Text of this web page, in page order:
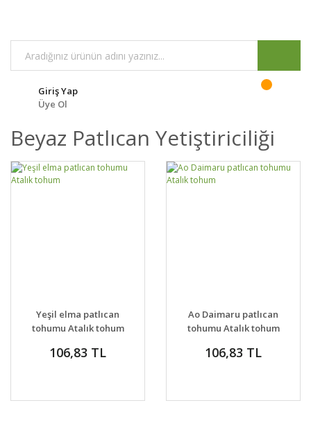
Giriş Yap
Üye Ol
Beyaz Patlıcan Yetiştiriciliği
DETAYLAR
VER
Yeşil elma patlıcan
tohumu Atalık tohum
106,83 TL
DETAYLAR
VER
Ao Daimaru patlıcan
tohumu Atalık tohum
106,83 TL